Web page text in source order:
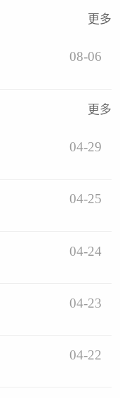
更多
08-06
更多
04-29
04-25
04-24
04-23
04-22